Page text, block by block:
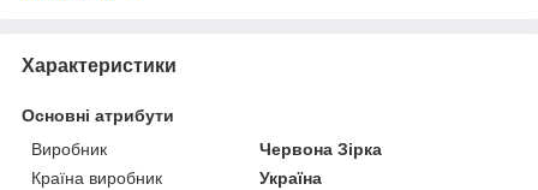
Характеристики
Основні атрибути
Виробник
Червона Зірка
Країна виробник
Україна